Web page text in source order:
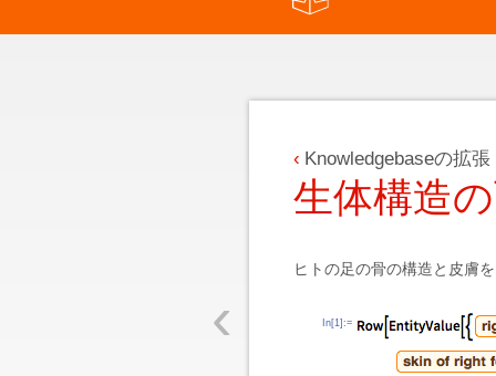
‹
Knowledgebaseの拡張
生体構造
ヒトの足の骨の構造と皮膚
In[1]:=